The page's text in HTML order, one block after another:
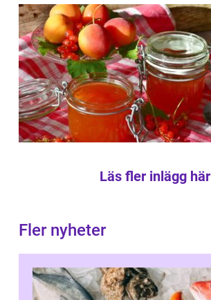
Läs fler inlägg här
Fler nyheter